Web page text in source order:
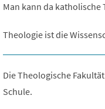
Man kann da
Theologie ist die
Die Theologische
Schule.